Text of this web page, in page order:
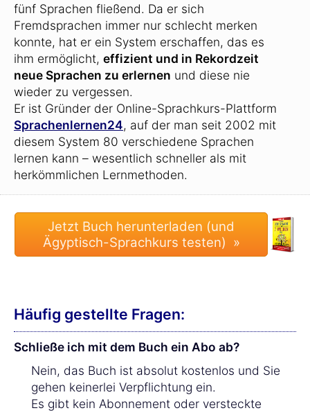
fünf Sprachen fließend. Da er sich
Fremdsprachen immer nur schlecht merken
konnte, hat er ein System erschaffen, das es
ihm ermöglicht, effizient und in Rekordzeit
neue Sprachen zu erlernen und diese nie
wieder zu vergessen.
Er ist Gründer der Online-Sprachkurs-Plattform
Sprachenlernen24, auf der man seit 2002 mit
diesem System 80 verschiedene Sprachen
lernen kann – wesentlich schneller als mit
herkömmlichen Lernmethoden.
Häufig gestellte Fragen:
Schließe ich mit dem Buch ein Abo ab?
Nein, das Buch ist absolut kostenlos und Sie
gehen keinerlei Verpflichtung ein.
Es gibt kein Abonnement oder versteckte